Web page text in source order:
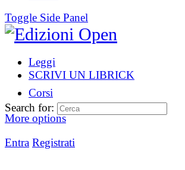
Toggle Side Panel
Leggi
SCRIVI UN LIBRICK
Corsi
More options
Entra Registrati
Search for: